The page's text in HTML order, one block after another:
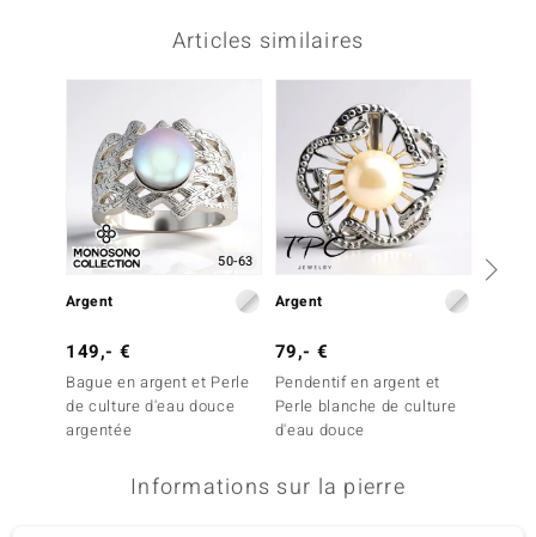
Articles similaires
50-63
Argent
149,- €
Bague en argent et Perle
de culture d'eau douce
argentée
Argent
79,- €
Pendentif en argent et
Perle blanche de culture
d'eau douce
Informations sur la pierre